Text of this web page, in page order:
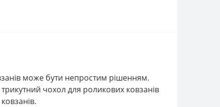
може бути непростим рішенням.
чохол для роликових ковзанів